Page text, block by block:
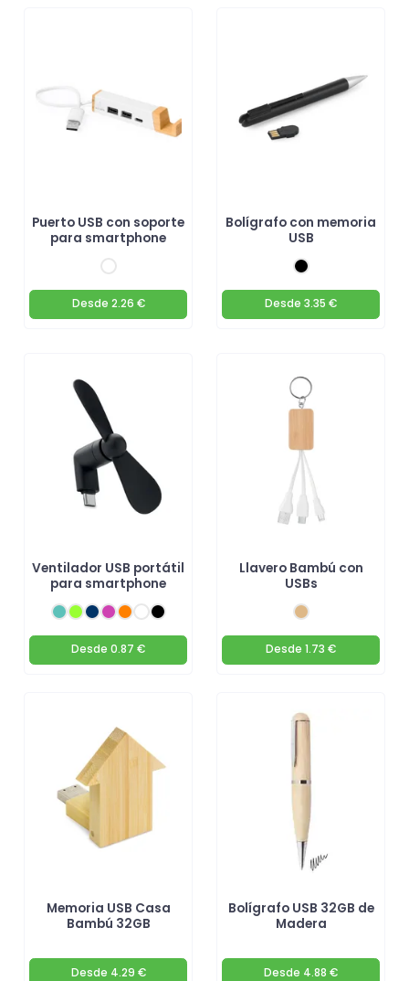
Puerto USB con soporte
para smartphone
Desde 2.26 €
Bolígrafo con memoria
USB
Desde 3.35 €
Ventilador USB portátil
para smartphone
Desde 0.87 €
Llavero Bambú con
USBs
Desde 1.73 €
Memoria USB Casa
Bambú 32GB
Desde 4.29 €
Bolígrafo USB 32GB de
Madera
Desde 4.88 €